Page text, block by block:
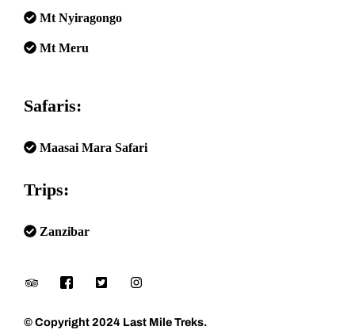
Mt Nyiragongo
Mt Meru
Safaris:
Maasai Mara Safari
Trips:
Zanzibar
© Copyright 2024 Last Mile Treks.